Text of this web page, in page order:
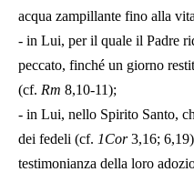
acqua zampillante fino alla
- in Lui, per il quale il Padre
peccato, finché un giorno
(cf. Rm 8,10-11);
- in Lui, nello Spirito Santo,
dei fedeli (cf. 1Cor3,16;
testimonianza della loro